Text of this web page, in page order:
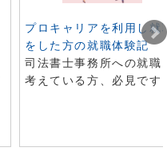
プロキャリアを利用し就
をした方の就職体験記
司法書士事務所への就職
考えている方、必見です